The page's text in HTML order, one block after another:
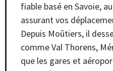
fiable basé en Savoie,
assurant vos
Depuis Moûtiers, il
comme Val Thorens,
que les gares et